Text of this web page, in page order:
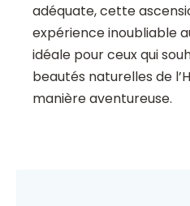
adéquate, cette
expérience inoubliable
idéale pour ceux qui
beautés naturelles de
manière aventureuse.